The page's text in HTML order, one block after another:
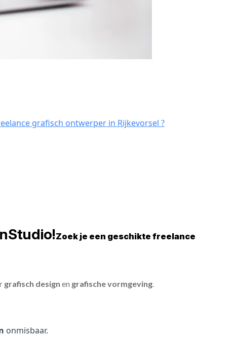
grafisch ontwerper in Rijkevorsel ?
Zoek je een geschikte freelance
grafisch design en grafische vormgeving.
onmisbaar.